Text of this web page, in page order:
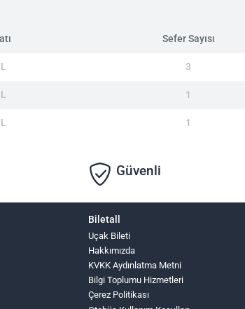
Sefer Sayısı
3
1
1
Güvenli
Biletall
Uçak Bileti
Hakkımızda
KVKK Aydınlatma Metni
Bilgi Toplumu Hizmetleri
Çerez Politikası